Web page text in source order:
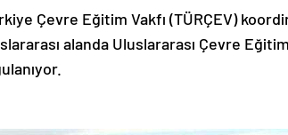
Çevre Eğitim Vakfı (TÜRÇEV)
alanda Uluslararası Çevre